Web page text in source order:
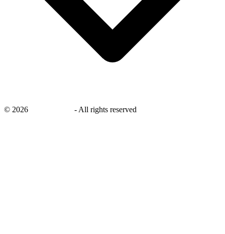
© 2026 -All rights reserved